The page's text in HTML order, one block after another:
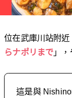
位在武庫川站附近
らナポリまで 」，
這是與